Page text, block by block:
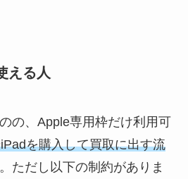
える人
の、Apple専用枠だけ利用可
を購入して買取に出す流
ただし以下の制約がありま